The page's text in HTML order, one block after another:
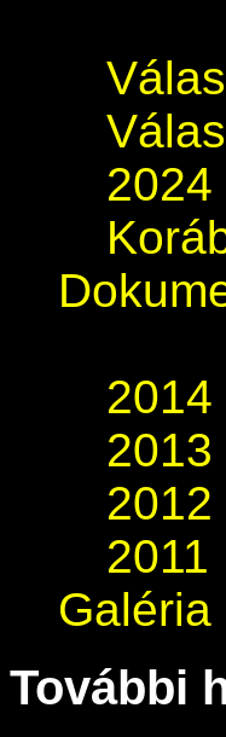
2014
2013
2012
2011
Galéria
További